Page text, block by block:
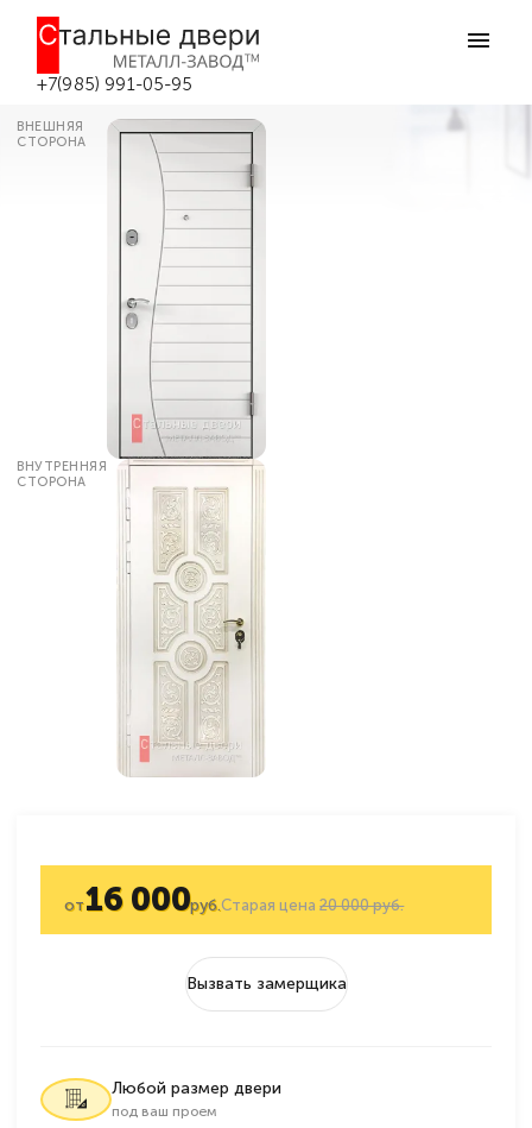
+7(985) 991-05-95
Дверь со звукоизоляцией
утеплённая УТ-29 в Боровске
ВНЕШНЯЯ
СТОРОНА
ВНУТРЕННЯЯ
СТОРОНА
Старая цена20 000 руб.
от16 000руб.
Вызвать замерщика
Любой размер двери
под ваш проем